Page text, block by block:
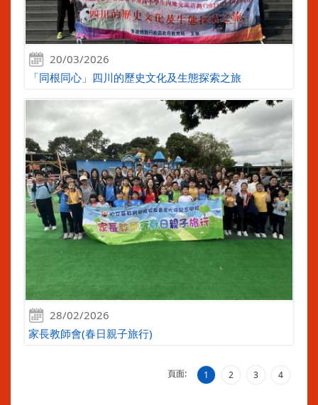
20/03/2026
「同根同心」四川的歷史文化及生態探索之旅
28/02/2026
家長教師會(春日親子旅行)
頁面: 1 2 3 4